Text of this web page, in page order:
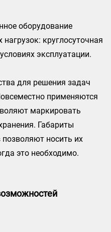
оборудование
круглосуточная
эксплуатации.
для решения задач
применяются
маркировать
Габариты
носить их
это необходимо.